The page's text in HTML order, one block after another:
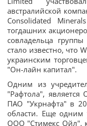
австралийской
Consolidated
тогдашних
совладельца
стало известно, что
украинским
"Он-лайн капитал".
Одним из
"Рафтола",
ПАО "Укрнафта" в
области. Еще одним
ООО "Стимекс Ойл",